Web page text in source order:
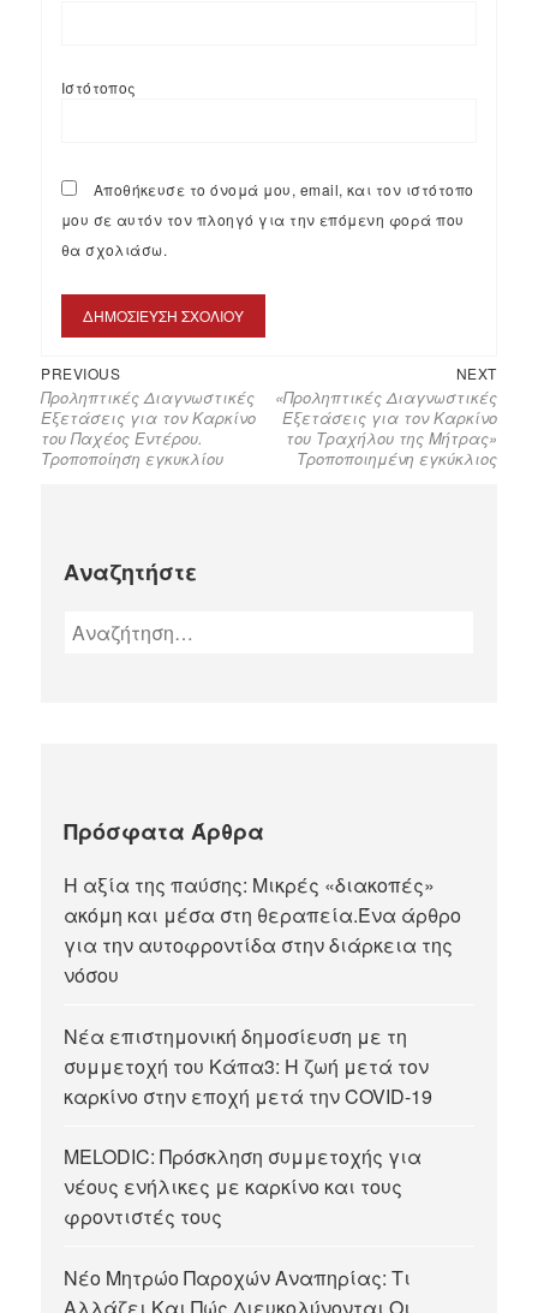
Ιστότοπος
Αποθήκευσε το όνομά μου, email, και τον ιστότοπο
μου σε αυτόν τον πλοηγό για την επόμενη φορά που
θα σχολιάσω.
PREVIOUS
Προληπτικές Διαγνωστικές
Εξετάσεις για τον Καρκίνο
του Παχέος Εντέρου.
Τροποποίηση εγκυκλίου
NEXT
«Προληπτικές Διαγνωστικές
Εξετάσεις για τον Καρκίνο
του Τραχήλου της Μήτρας»
Τροποποιημένη εγκύκλιος
Αναζητήστε
Πρόσφατα Άρθρα
Η αξία της παύσης: Μικρές «διακοπές»
ακόμη και μέσα στη θεραπεία.Ένα άρθρο
για την αυτοφροντίδα στην διάρκεια της
νόσου
Νέα επιστημονική δημοσίευση με τη
συμμετοχή του Κάπα3: Η ζωή μετά τον
καρκίνο στην εποχή μετά την COVID-19
MELODIC: Πρόσκληση συμμετοχής για
νέους ενήλικες με καρκίνο και τους
φροντιστές τους
Νέο Μητρώο Παροχών Αναπηρίας: Τι
Αλλάζει Και Πώς Διευκολύνονται Οι